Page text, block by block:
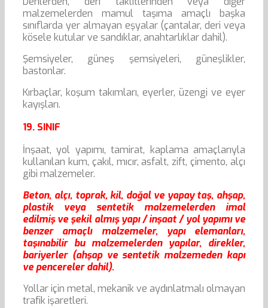
malzemelerden mamul taşıma amaçlı başka
sınıflarda yer almayan eşyalar (çantalar, deri veya
kösele kutular ve sandıklar, anahtarlıklar dahil).
Şemsiyeler, güneş şemsiyeleri, güneşlikler,
bastonlar.
Kırbaçlar, koşum takımları, eyerler, üzengi ve eyer
kayışları.
19. SINIF
İnşaat, yol yapımı, tamirat, kaplama amaçlarıyla
kullanılan kum, çakıl, mıcır, asfalt, zift, çimento, alçı
gibi malzemeler.
Beton, alçı, toprak, kil, doğal ve yapay taş, ahşap,
plastik veya sentetik malzemelerden imal
edilmiş ve şekil almış yapı / inşaat / yol yapımı ve
benzer amaçlı malzemeler, yapı elemanları,
taşınabilir bu malzemelerden yapılar, direkler,
bariyerler (ahşap ve sentetik malzemeden kapı
ve pencereler dahil).
Yollar için metal, mekanik ve aydınlatmalı olmayan
trafik işaretleri.